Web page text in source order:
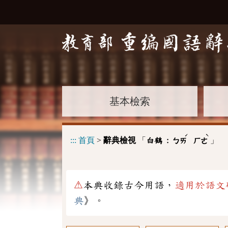
基本檢索
::: 首頁 > 辭典檢視「 白鶴 : ㄅㄞ
ˊ
ㄏㄜ
ˋ
」
⚠本典收錄古今用語， 適用於語文
典》。